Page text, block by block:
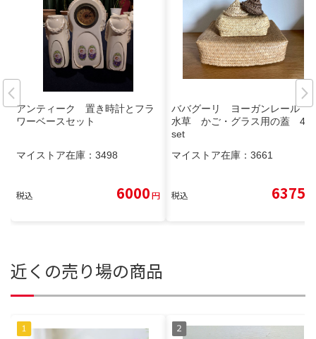
アンティーク 置き時計とフラ
ワーベースセット
マイストア在庫： 3498
税込 6000円
ババグーリ ヨーガンレール
水草 かご・グラス用の蓋 4点
set
マイストア在庫： 3661
税込 6375
近くの売り場の商品